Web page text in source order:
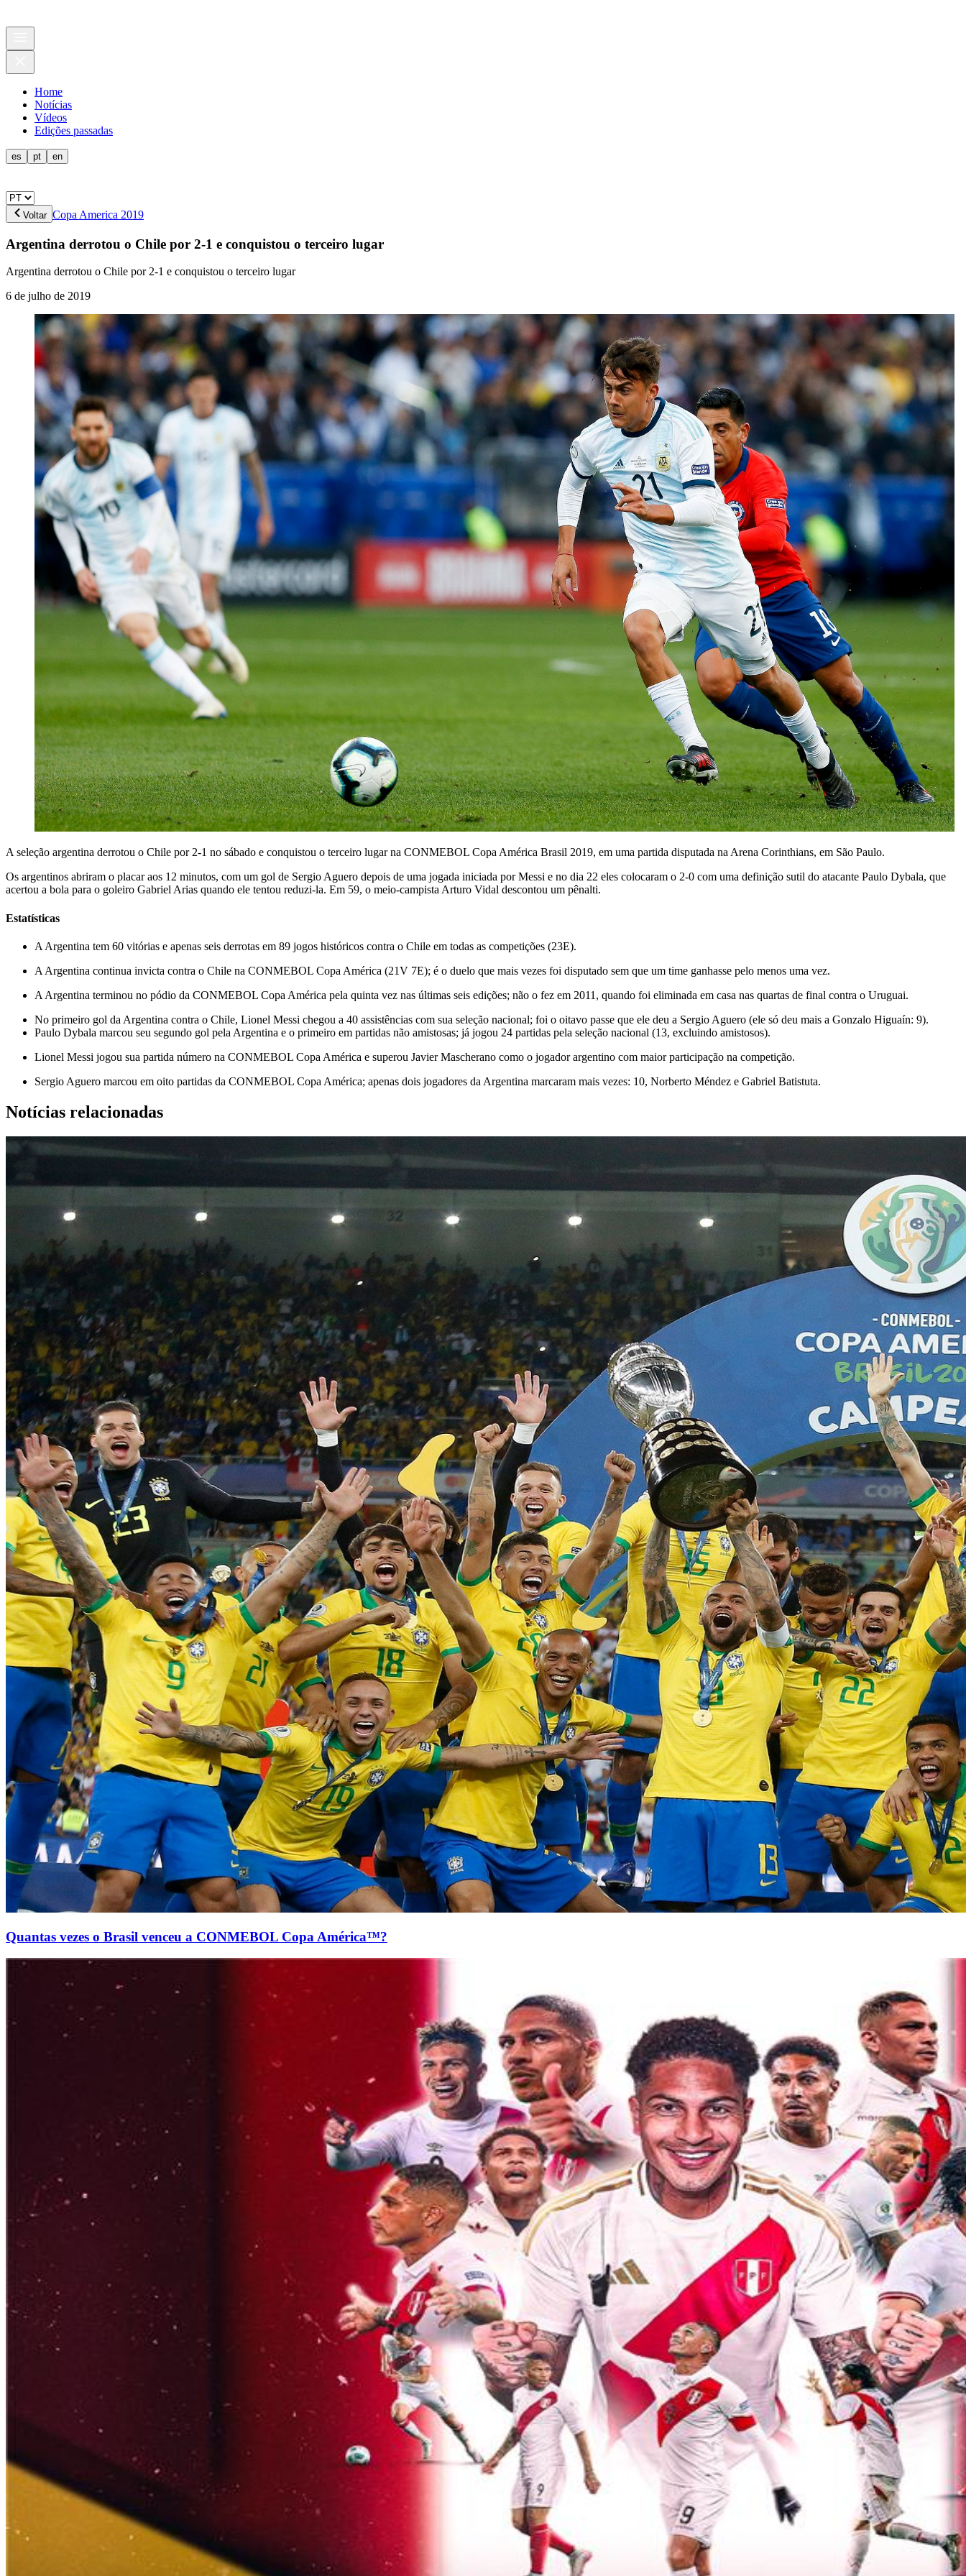
Home
Notícias
Vídeos
Edições passadas
es pt en
Voltar Copa America 2019
Argentina derrotou o Chile por 2-1 e conquistou o terceiro lugar
Argentina derrotou o Chile por 2-1 e conquistou o terceiro lugar
6 de julho de 2019
A seleção argentina derrotou o Chile por 2-1 no sábado e conquistou o terceiro lugar na CONMEBOL Copa América Brasil 2019, em uma partida disputada na Arena Corinthians, em São Paulo.
Os argentinos abriram o placar aos 12 minutos, com um gol de Sergio Aguero depois de uma jogada iniciada por Messi e no dia 22 eles colocaram o 2-0 com uma definição sutil do atacante Paulo Dybala, que
acertou a bola para o goleiro Gabriel Arias quando ele tentou reduzi-la. Em 59, o meio-campista Arturo Vidal descontou um pênalti.
Estatísticas
A Argentina tem 60 vitórias e apenas seis derrotas em 89 jogos históricos contra o Chile em todas as competições (23E).
A Argentina continua invicta contra o Chile na CONMEBOL Copa América (21V 7E); é o duelo que mais vezes foi disputado sem que um time ganhasse pelo menos uma vez.
A Argentina terminou no pódio da CONMEBOL Copa América pela quinta vez nas últimas seis edições; não o fez em 2011, quando foi eliminada em casa nas quartas de final contra o Uruguai.
No primeiro gol da Argentina contra o Chile, Lionel Messi chegou a 40 assistências com sua seleção nacional; foi o oitavo passe que ele deu a Sergio Aguero (ele só deu mais a Gonzalo Higuaín: 9).
Paulo Dybala marcou seu segundo gol pela Argentina e o primeiro em partidas não amistosas; já jogou 24 partidas pela seleção nacional (13, excluindo amistosos).
Lionel Messi jogou sua partida número na CONMEBOL Copa América e superou Javier Mascherano como o jogador argentino com maior participação na competição.
Sergio Aguero marcou em oito partidas da CONMEBOL Copa América; apenas dois jogadores da Argentina marcaram mais vezes: 10, Norberto Méndez e Gabriel Batistuta.
Notícias relacionadas
Quantas vezes o Brasil venceu a CONMEBOL Copa América™?